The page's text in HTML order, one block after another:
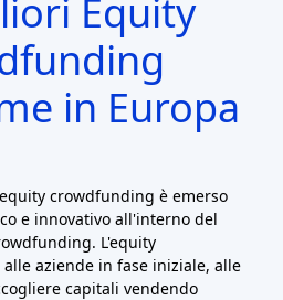
Equity
in Europa
crowdfunding è emerso
e innovativo all'interno del
L'equity
aziende in fase iniziale, alle
capitali vendendo